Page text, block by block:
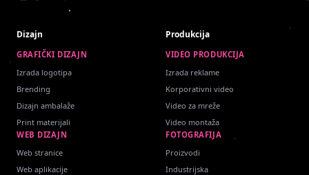
Dizajn
GRAFIČKI DIZAJN
Izrada logotipa
Brending
Dizajn ambalaže
Print materijali
WEB DIZAJN
Web stranice
Web aplikacije
Produkcija
VIDEO PRODUKCIJA
Izrada reklame
Korporativni video
Video za mreže
Video montaža
FOTOGRAFIJA
Proizvodi
Industrijska